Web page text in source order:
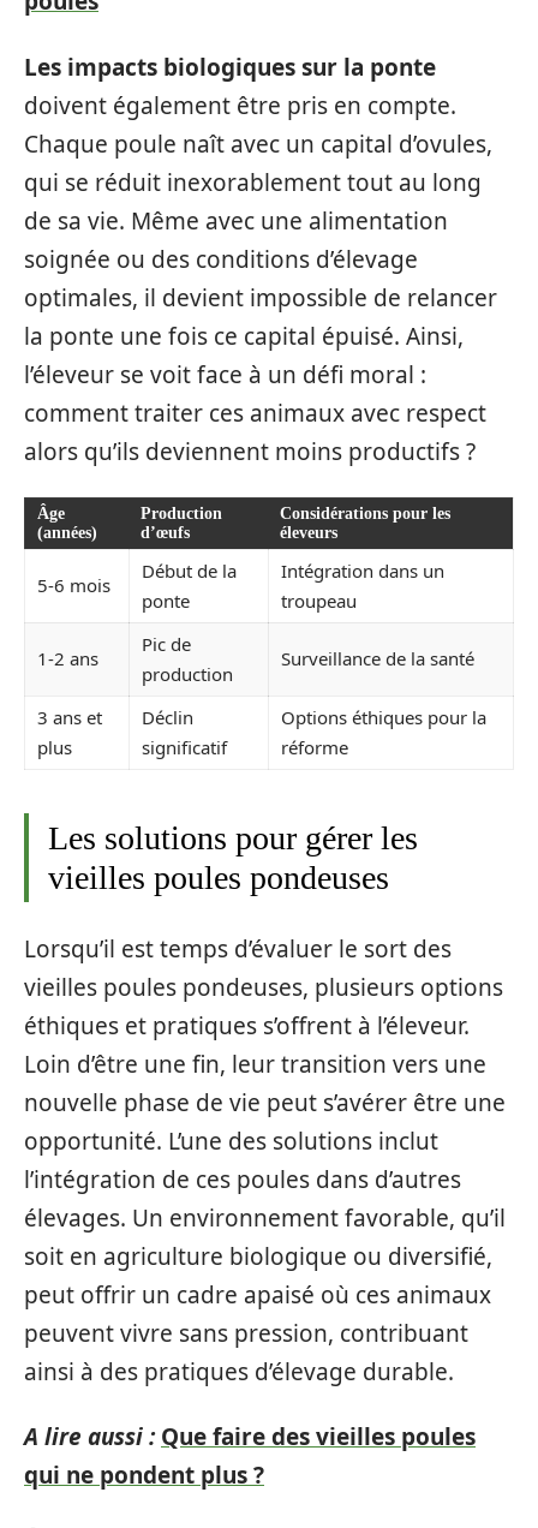
Les impacts biologiques sur la ponte
doivent également être pris en compte.
Chaque poule naît avec un capital d’ovules,
qui se réduit inexorablement tout au long
de sa vie. Même avec une alimentation
soignée ou des conditions d’élevage
optimales, il devient impossible de relancer
la ponte une fois ce capital épuisé. Ainsi,
l’éleveur se voit face à un défi moral :
comment traiter ces animaux avec respect
alors qu’ils deviennent moins productifs ?
Âge
(années)
Production
d’œufs
Considérations pour les
éleveurs
5-6 mois
Début de la
ponte
Intégration dans un
troupeau
1-2 ans
Pic de
production
Surveillance de la santé
3 ans et
plus
Déclin
significatif
Options éthiques pour la
réforme
Les solutions pour gérer les
vieilles poules pondeuses
Lorsqu’il est temps d’évaluer le sort des
vieilles poules pondeuses, plusieurs options
éthiques et pratiques s’offrent à l’éleveur.
Loin d’être une fin, leur transition vers une
nouvelle phase de vie peut s’avérer être une
opportunité. L’une des solutions inclut
l’intégration de ces poules dans d’autres
élevages. Un environnement favorable, qu’il
soit en agriculture biologique ou diversifié,
peut offrir un cadre apaisé où ces animaux
peuvent vivre sans pression, contribuant
ainsi à des pratiques d’élevage durable.
A lire aussi : Que faire des vieilles poules
qui ne pondent plus ?